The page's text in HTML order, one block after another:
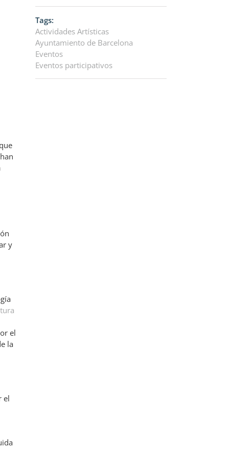
y
el
la
el
Tags:
Actividades Artísticas
Ayuntamiento de Barcelona
Eventos
Eventos participativos